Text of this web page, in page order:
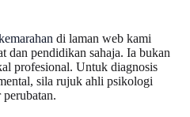
di laman web kami
dan pendidikan sahaja. Ia bukan
profesional. Untuk diagnosis
sila rujuk ahli psikologi